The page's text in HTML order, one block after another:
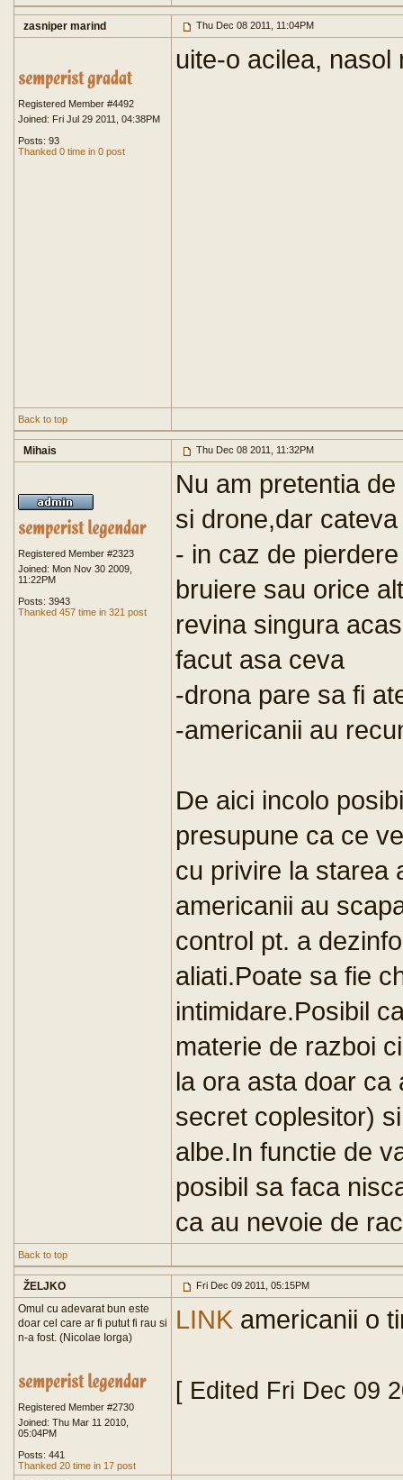
zasniper marind Thu Dec 08 2011, 11:04PM
Registered Member #4492
Joined: Fri Jul 29 2011, 04:38PM
Posts: 93
Thanked 0 time in 0 post
uite-o acilea, nasol
Back to top
Mihais Thu Dec 08 2011, 11:32PM
Registered Member #2323
Joined: Mon Nov 30 2009,
11:22PM
Posts: 3943
Thanked 457 time in 321 post
Nu am pretentia
si drone,dar
- in caz de
bruiere sau orice
revina singura
facut asa ceva
-drona pare sa fi
-americanii au
De aici incolo
presupune ca ce
cu privire la starea
americanii au
control pt. a
aliati.Poate sa fie
intimidare.Posibil
materie de razboi
la ora asta doar ca
secret coplesitor)
albe.In functie de
posibil sa faca
ca au nevoie de
Back to top
ŽELJKO Fri Dec 09 2011, 05:15PM
Omul cu adevarat bun este
doar cel care ar fi putut fi rau si
n-a fost. (Nicolae Iorga)
Registered Member #2730
Joined: Thu Mar 11 2010,
05:04PM
Posts: 441
Thanked 20 time in 17 post
LINK americanii o
[ Edited Fri Dec 09